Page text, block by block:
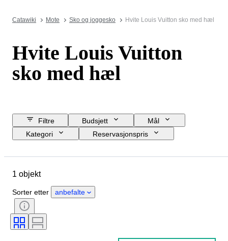
Catawiki Mote Sko og joggesko Hvite Louis Vuitton sko med hæl
Hvite Louis Vuitton
sko med hæl
Filtre Budsjett
Mål
Kategori
Reservasjonspris
Materiale
Æra
1 objekt
Sorter etter anbefalte